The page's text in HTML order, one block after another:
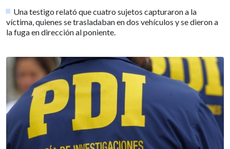
Una testigo relató que cuatro sujetos capturaron a la
víctima, quienes se trasladaban en dos vehículos y se dieron a
la fuga en dirección al poniente.